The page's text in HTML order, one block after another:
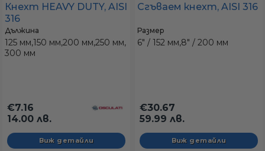
Кнехт HEAVY DUTY, AISI
316
Дължина
125 мм,150 мм,200 мм,250 мм,
300 мм
€7.16
14.00 лв.
Виж детайли
Сгъваем кнехт, AISI 316
Размер
6" / 152 мм,8" / 200 мм
€30.67
59.99 лв.
Виж детайли